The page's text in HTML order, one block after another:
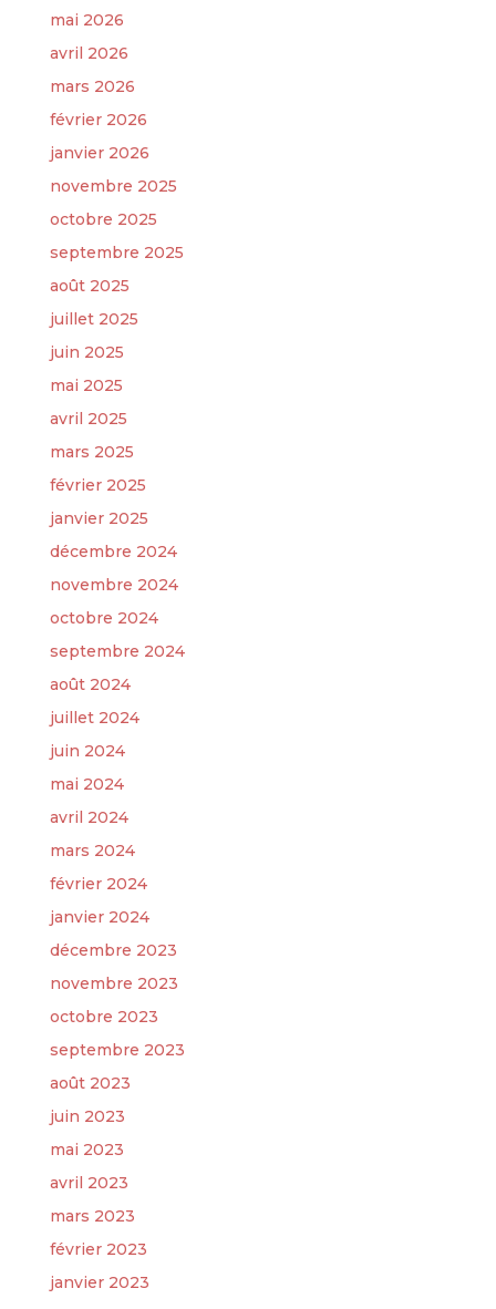
mai 2026
avril 2026
mars 2026
février 2026
janvier 2026
novembre 2025
octobre 2025
septembre 2025
août 2025
juillet 2025
juin 2025
mai 2025
avril 2025
mars 2025
février 2025
janvier 2025
décembre 2024
novembre 2024
octobre 2024
septembre 2024
août 2024
juillet 2024
juin 2024
mai 2024
avril 2024
mars 2024
février 2024
janvier 2024
décembre 2023
novembre 2023
octobre 2023
septembre 2023
août 2023
juin 2023
mai 2023
avril 2023
mars 2023
février 2023
janvier 2023